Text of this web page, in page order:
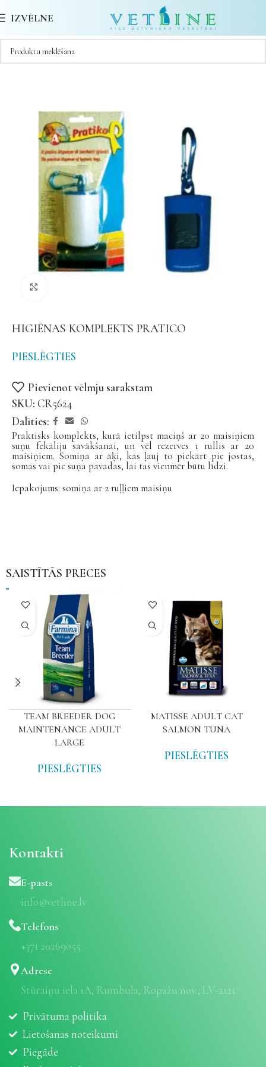
IZVĒLNE
HIGIĒNAS KOMPLEKTS PRATICO
PIESLĒGTIES
Pievienot vēlmju sarakstam
SKU: CR5624
Dalīties:
Praktisks komplekts, kurā ietilpst maciņš ar 20 maisiņiem
suņu fekāliju savākšanai, un vēl rezerves 1 rullis ar 20
maisiņiem. Somiņa ar āķi, kas ļauj to piekārt pie jostas,
somas vai pie suņa pavadas, lai tas vienmēr būtu līdzi.
Iepakojums: somiņa ar 2 ruļļiem maisiņu
SAISTĪTĀS PRECES
TEAM BREEDER DOG
MAINTENANCE ADULT
LARGE
PIESLĒGTIES
MATISSE ADULT CAT
SALMON TUNA
PIESLĒGTIES
Kontakti
E-pasts
info@vetline.lv
Telefons
+371 20269055
Adrese
Stūraiņu iela 1A, Rumbula, Ropažu nov., LV-2121
Privātuma politika
Lietošanas noteikumi
Piegāde